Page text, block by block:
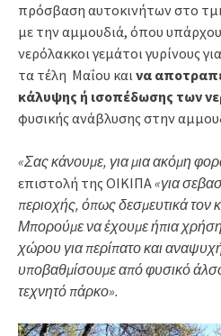
πρόσβαση αυτοκινήτων στο
με την αμμουδιά, όπου
νερόλακκοι γεμάτοι γυρίνους
τα τέλη Μαΐου καινα
κάλυψης ή ισοπέδωσης των
φυσικής ανάβλυσης στην
«Σας κάνουμε, για μια ακόμη
επιστολή της ΟΙΚΙΠΑ«για
περιοχής, όπως δεσμευτικά τον
Μπορούμε να έχουμε ήπια
χώρου για περίπατο και
υποβαθμίσουμε από φυσικό
τεχνητό πάρκο».